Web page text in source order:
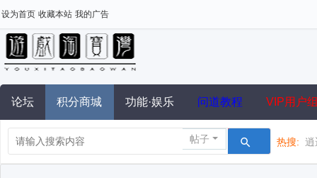
设为首页 收藏本站 我的广告
论坛 积分商城 功能·娱乐 问道教程 VIP用户
帖子 热搜: 逍